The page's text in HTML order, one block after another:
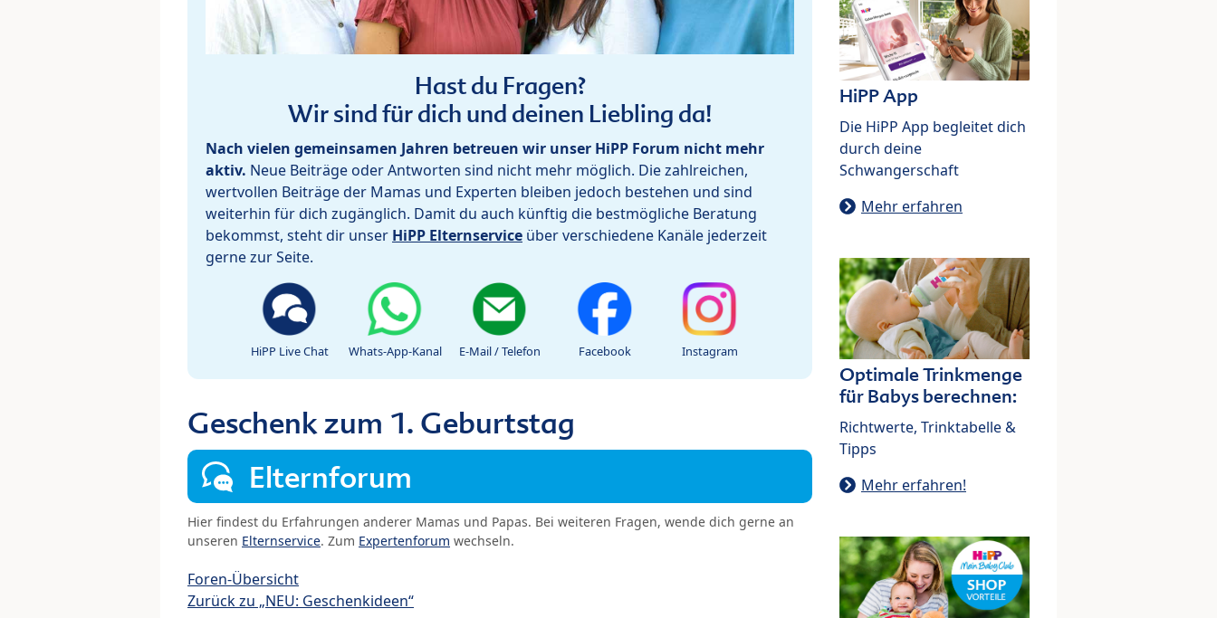
Hast du Fragen?
Wir sind für dich und deinen Liebling da!
Nach vielen gemeinsamen Jahren betreuen wir unser HiPP Forum nicht mehr
aktiv. Neue Beiträge oder Antworten sind nicht mehr möglich. Die zahlreichen,
wertvollen Beiträge der Mamas und Experten bleiben jedoch bestehen und sind
weiterhin für dich zugänglich. Damit du auch künftig die bestmögliche Beratung
bekommst, steht dir unser HiPP Elternservice über verschiedene Kanäle jederzeit
gerne zur Seite.
HiPP Live Chat Whats-App-Kanal E-Mail / Telefon Facebook Instagram
Geschenk zum 1. Geburtstag
Elternforum
Hier findest du Erfahrungen anderer Mamas und Papas. Bei weiteren Fragen, wende dich gerne an
unseren Elternservice. Zum Expertenforum wechseln.
Foren-Übersicht
Zurück zu „NEU: Geschenkideen“
HiPP App
Die HiPP App begleitet dich
durch deine
Schwangerschaft
Mehr erfahren
Optimale Trinkmenge
für Babys berechnen:
Richtwerte, Trinktabelle &
Tipps
Mehr erfahren!